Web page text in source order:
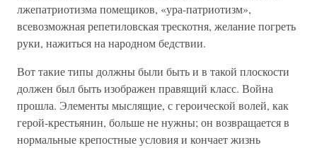
лжепатриотизма помещиков, «ура-патриотизм»,
всевозможная репетиловская трескотня, желание погреть
руки, нажиться на народном бедствии.
Вот такие типы должны были быть и в такой плоскости
должен был быть изображен правящий класс. Война
прошла. Элементы мыслящие, с героической волей, как
герой-крестьянин, больше не нужны; он возвращается в
нормальные крепостные условия и кончает жизнь